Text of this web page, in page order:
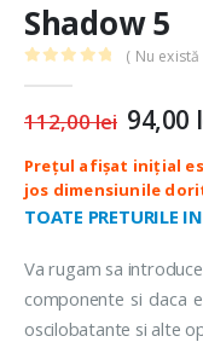
Shadow 5
( Nu
112,00lei Prețul
inițial
a
fost:
94,00
TOATE PRETURILE
Va rugam sa
componente si daca
oscilobatante si alte